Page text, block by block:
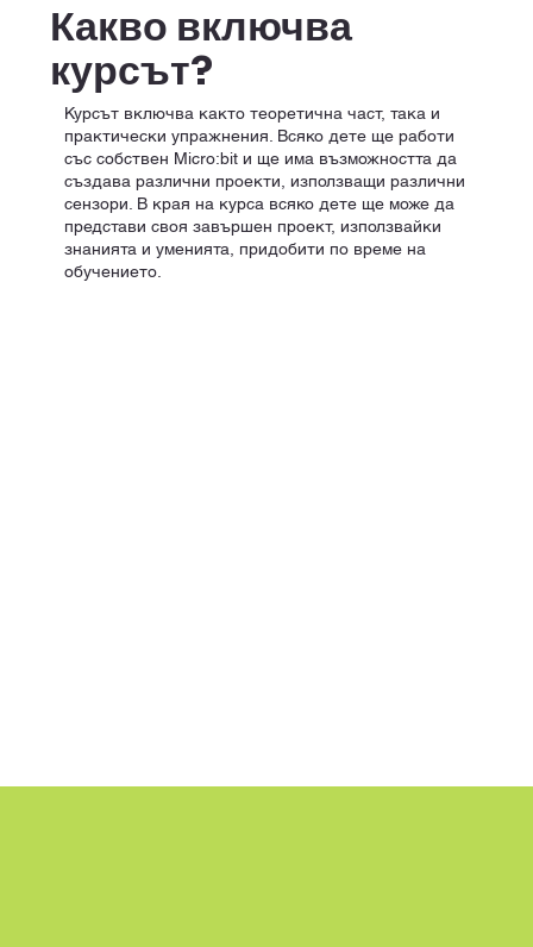
Какво включва
курсът?
Курсът включва както теоретична част, така и
практически упражнения. Всяко дете ще работи
със собствен Micro:bit и ще има възможността да
създава различни проекти, използващи различни
сензори. В края на курса всяко дете ще може да
представи своя завършен проект, използвайки
знанията и уменията, придобити по време на
обучението.